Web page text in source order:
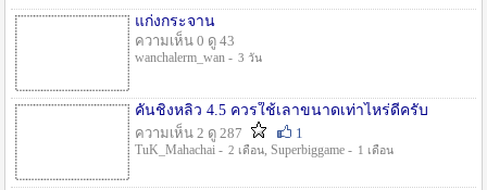
แก่งกระจาน
ความเห็น 0 ดู 43
wanchalerm_wan - 3 วัน
คันชิงหลิว 4.5 ควรใช้เลาขนาดเท่าไหร่ดีครับ
ความเห็น 2 ดู 287
1
TuK_Mahachai - 2 เดือน, Superbiggame - 1 เดือน